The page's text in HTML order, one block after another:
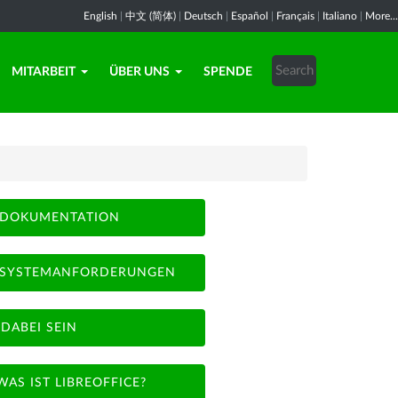
English 中文 (简体) Deutsch Español Français Italiano More...
MITARBEIT ÜBER UNS SPENDE
DOKUMENTATION
SYSTEMANFORDERUNGEN
DABEI SEIN
IST LIBREOFFICE?